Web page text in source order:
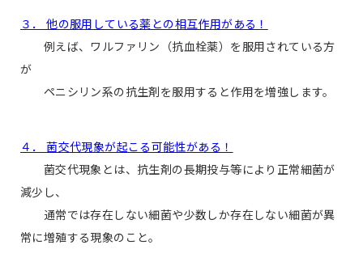
３． 他の服用している薬との相互作用がある！
例えば、ワルファリン（抗血栓薬）を服用されている方
が
ペニシリン系の抗生剤を服用すると作用を増強します。
４． 菌交代現象が起こる可能性がある！
菌交代現象とは、抗生剤の長期投与等により正常細菌が
減少し、
通常では存在しない細菌や少数しか存在しない細菌が異
常に増殖する現象のこと。